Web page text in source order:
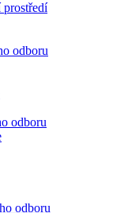
prostředí
odboru
odboru
odboru